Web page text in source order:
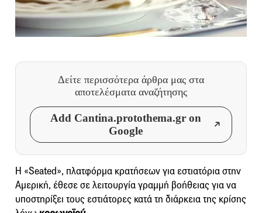
Δείτε περισσότερα άρθρα μας στα
αποτελέσματα αναζήτησης
Add Cantina.protothema.gr on
Google
Η «Seated», πλατφόρμα κρατήσεων για εστιατόρια στην
Αμερική, έθεσε σε λειτουργία γραμμή βοήθειας για να
υποστηρίξει τους εστιάτορες κατά τη διάρκεια της κρίσης